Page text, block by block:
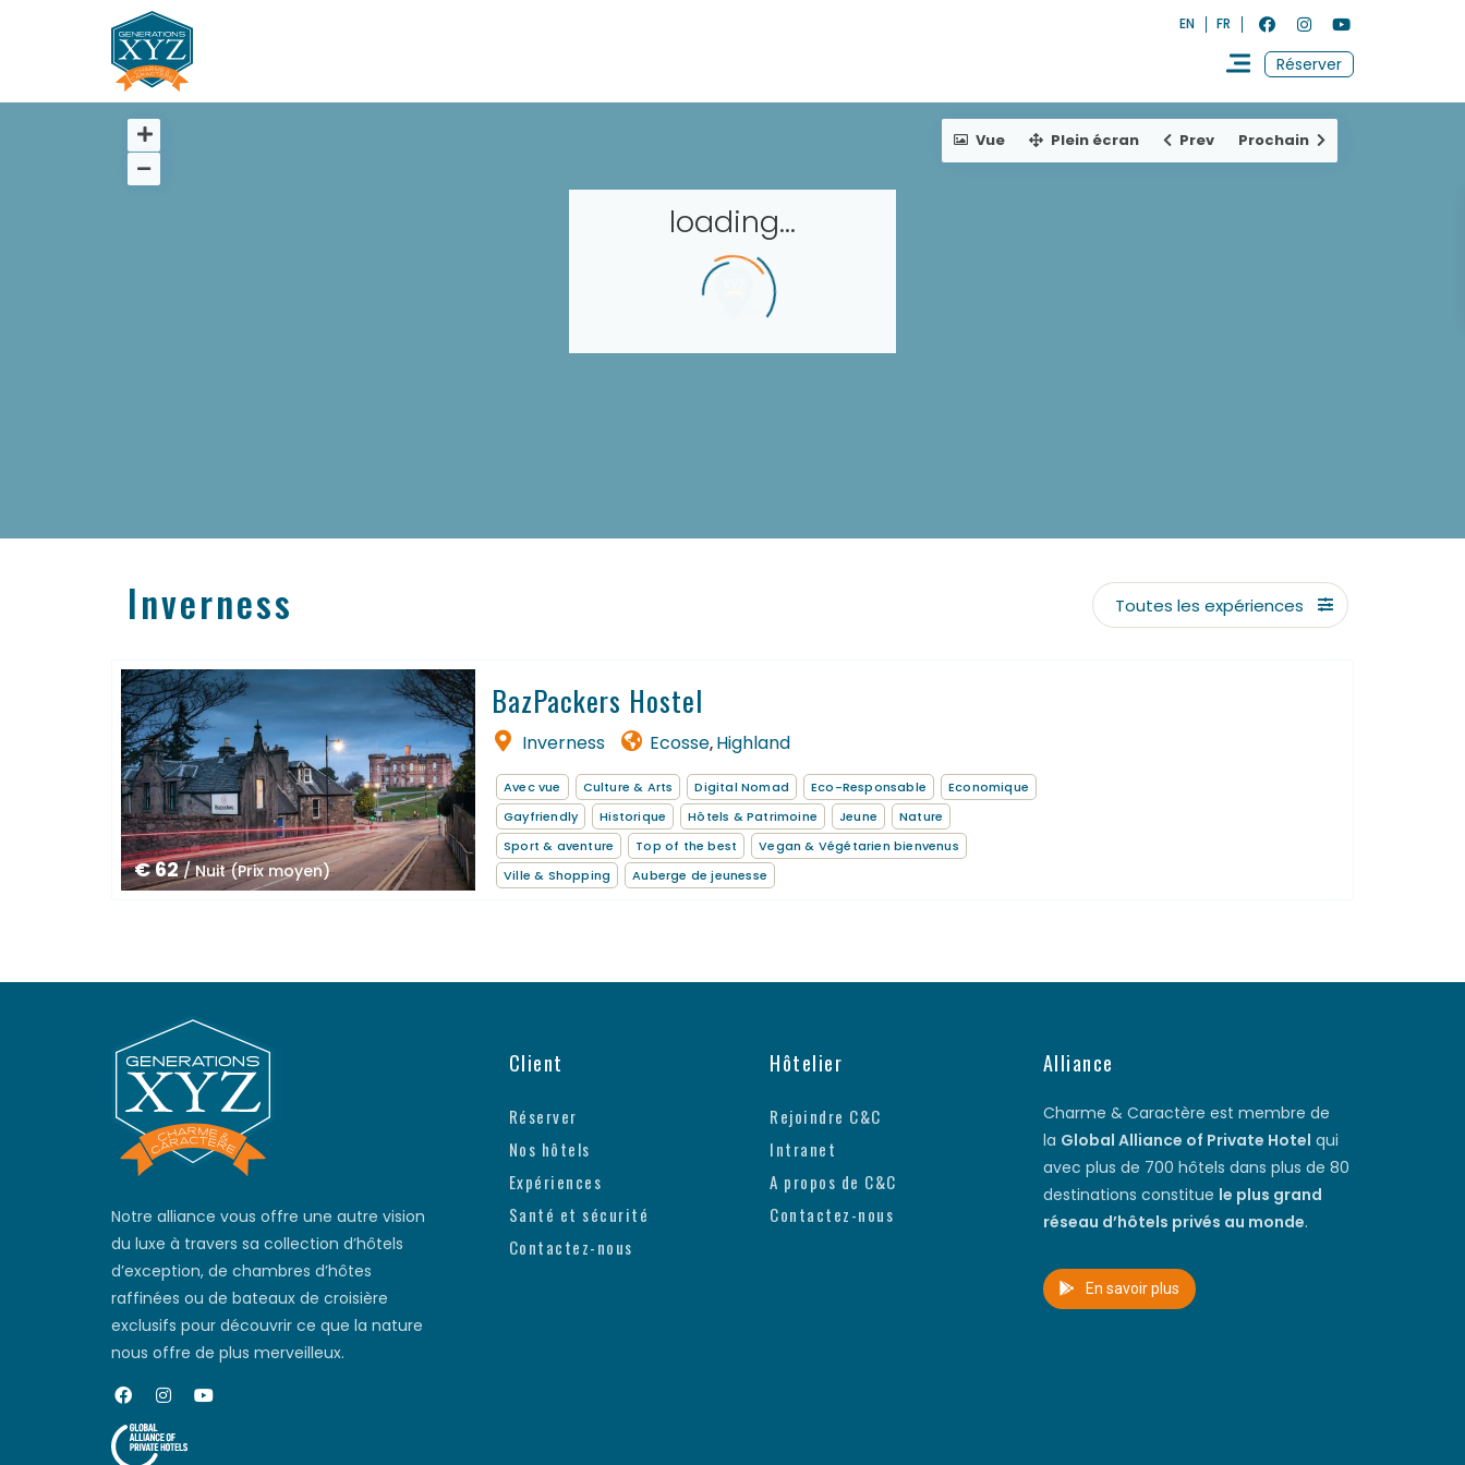
Les séjours à thème
EN FR
Réserver
loading...
Vue Plein écran Prev Prochain
Inverness Toutes les expériences
€ 62/ Nuit (Prix moyen)
BazPackers Hostel
Inverness Ecosse, Highland
Avec vue Culture & Arts Digital Nomad Eco-Responsable
Economique
Gayfriendly
Historique Hôtels & Patrimoine Jeune
Nature
Sport & aventure
Top of the best
Vegan & Végétarien bienvenus
Ville & Shopping
Auberge de jeunesse
Notre alliance vous offre une autre vision
du luxe à travers sa collection d’hôtels
d’exception, de chambres d’hôtes
raffinées ou de bateaux de croisière
exclusifs pour découvrir ce que la nature
nous offre de plus merveilleux.
Client
Réserver
Nos hôtels
Expériences
Santé et sécurité
Contactez-nous
Hôtelier
Rejoindre C&C
Intranet
A propos de C&C
Contactez-nous
Alliance
Charme & Caractère est membre de
la Global Alliance of Private Hotel qui
avec plus de 700 hôtels dans plus de 80
destinations constitue le plus grand
réseau d’hôtels privés au monde.
En savoir plus